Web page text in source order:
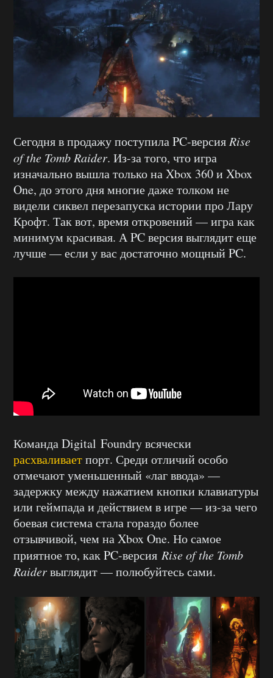
Сегодня в продажу поступила PC-версияRise
of the Tomb Raider. Из-за того, что игра
изначально вышла только на Xbox 360 и Xbox
One, до этого дня многие даже толком не
видели сиквел перезапуска истории про Лару
Крофт. Так вот, время откровений — игра как
минимум красивая. А PC версия выглядит еще
лучше — если у вас достаточно мощный PC.
Команда Digital Foundry всячески
расхваливаетпорт. Среди отличий особо
отмечают уменьшенный «лаг ввода» —
задержку между нажатием кнопки клавиатуры
или геймпада и действием в игре — из-за чего
боевая система стала гораздо более
отзывчивой, чем на Xbox One. Но самое
приятное то, как PC-версия Rise of the Tomb
Raiderвыглядит — полюбуйтесь сами.